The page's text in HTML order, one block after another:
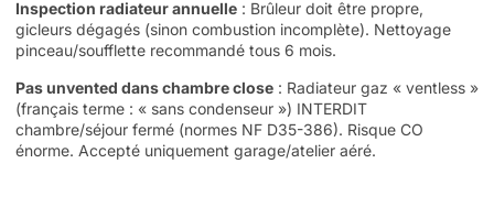
Inspection radiateur annuelle : Brûleur doit être propre,
gicleurs dégagés (sinon combustion incomplète). Nettoyage
pinceau/soufflette recommandé tous 6 mois.
Pas unvented dans chambre close : Radiateur gaz « ventless »
(français terme : « sans condenseur ») INTERDIT
chambre/séjour fermé (normes NF D35-386). Risque CO
énorme. Accepté uniquement garage/atelier aéré.